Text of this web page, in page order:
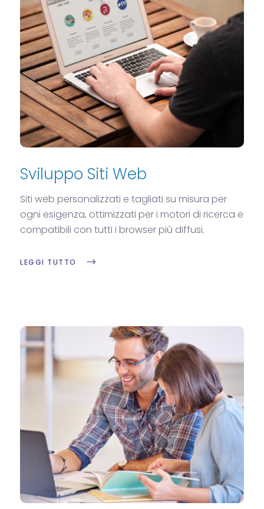
Sviluppo Siti Web
Siti web personalizzati e tagliati su misura per
ogni esigenza, ottimizzati per i motori di ricerca e
compatibili con tutti i browser più diffusi.
LEGGI TUTTO